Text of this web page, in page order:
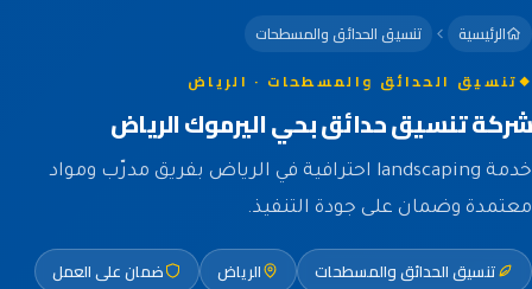
الرئيسية تنسيق الحدائق والمسطحات
تنسيق الحدائق والمسطحات · الرياض
شركة تنسيق حدائق بحي اليرموك الرياض
خدمة landscaping احترافية في الرياض بفريق مدرّب ومواد
معتمدة وضمان على جودة التنفيذ.
تنسيق الحدائق والمسطحات الرياض ضمان على العمل